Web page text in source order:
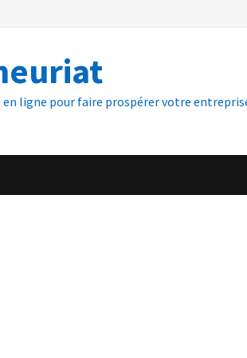
en ligne pour faire prospérer votre